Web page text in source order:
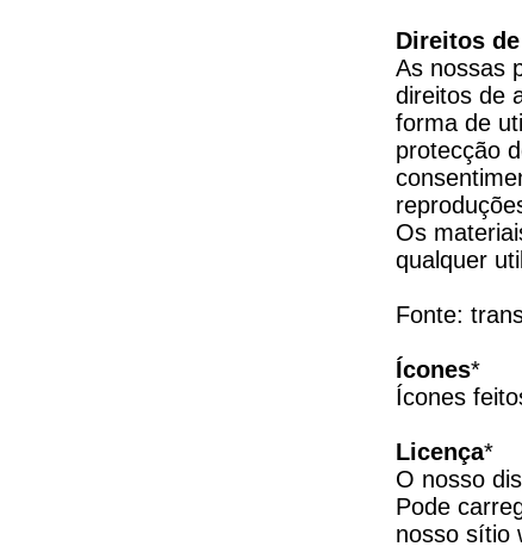
Direitos
As nossas
direitos de
forma de
protecção
Os
qualquer
Fonte:
Ícones*
Ícones
Licença*
O nosso
Pode
nosso sítio